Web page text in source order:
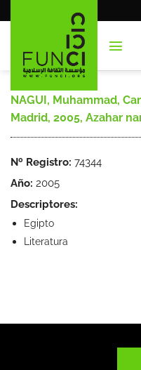
al
NAGUI, Muhammad,
Madrid, 2005, Azahar
Nº Registro: 74344
Año: 2005
Descriptores:
Egipto
Literatura